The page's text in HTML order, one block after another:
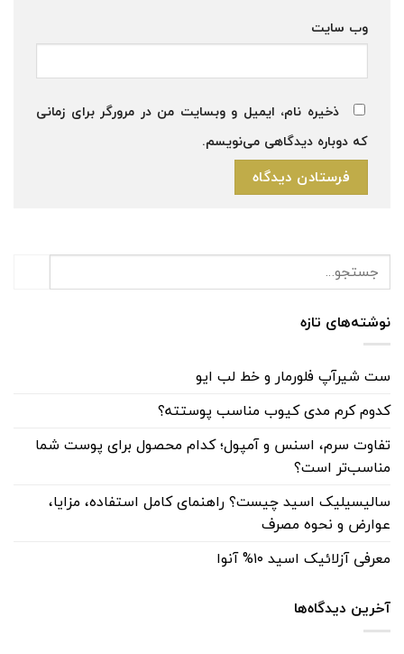
وب‌ سایت
ذخیره نام، ایمیل و وبسایت من در مرورگر برای زمانی
که دوباره دیدگاهی می‌نویسم.
نوشته‌های تازه
ست شیرآپ فلورمار و خط لب ایو
کدوم کرم مدی کیوب مناسب پوستته؟
تفاوت سرم، اسنس و آمپول؛ کدام محصول برای پوست شما
مناسب‌تر است؟
سالیسیلیک اسید چیست؟ راهنمای کامل استفاده، مزایا،
عوارض و نحوه مصرف
معرفی آزلائیک اسید ۱۰% آنوا
آخرین دیدگاه‌ها